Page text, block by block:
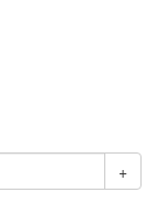
+